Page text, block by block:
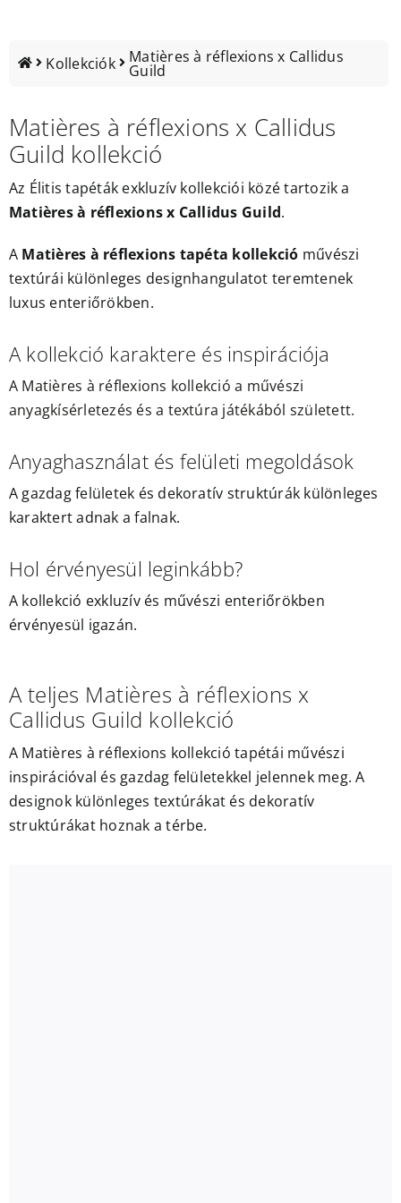
Kollekciók Matières à réflexions x Callidus
Guild
Matières à réflexions x Callidus
Guild kollekció
Az Élitis tapéták exkluzív kollekciói közé tartozik a
Matières à réflexions x Callidus Guild.
A Matières à réflexions tapéta kollekció művészi
textúrái különleges designhangulatot teremtenek
luxus enteriőrökben.
A kollekció karaktere és inspirációja
A Matières à réflexions kollekció a művészi
anyagkísérletezés és a textúra játékából született.
Anyaghasználat és felületi megoldások
A gazdag felületek és dekoratív struktúrák különleges
karaktert adnak a falnak.
Hol érvényesül leginkább?
A kollekció exkluzív és művészi enteriőrökben
érvényesül igazán.
A teljes Matières à réflexions x
Callidus Guild kollekció
A Matières à réflexions kollekció tapétái művészi
inspirációval és gazdag felületekkel jelennek meg. A
designok különleges textúrákat és dekoratív
struktúrákat hoznak a térbe.